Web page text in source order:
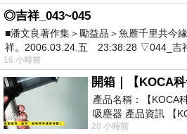
題是它不甘心只處理承受，總想
想陪伴痛苦，還想解釋宇宙；不
架，還想代替科學回答機制問題
率」﹑「顯化」﹑「量子」這些
所以受歡迎是因為它們給人一種
保留神秘感，又好像擁有了解釋
◎吉祥_043~045
■潘文良著作集＞勵益品＞魚雁千里共今
祥。2006.03.24.五 23:38:28 ▽044_吉
16 小時前
產品名稱：【KOCA
吸塵器 產品資訊 【
線手持吸塵器評語：
20 小時前